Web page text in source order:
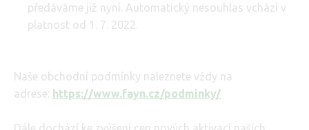
předáváme již nyní. Automatický nesouhlas vchází v
platnost od 1. 7. 2022.
Naše obchodní podmínky naleznete vždy na
adrese: https://www.fayn.cz/podminky/